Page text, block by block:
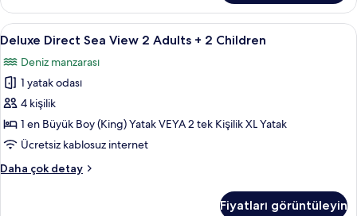
hakkında
daha
fazla
Deluxe
Direct
Sea
View
2
Adults
+
Children
Ücretsiz minibar, odada kasa, masa,
6
Deluxe Direct Sea View 2 Adults + 2 Children
Deniz manzarası
1 yatak odası
4 kişilik
1 en Büyük Boy (King) Yatak VEYA 2 tek Kişilik XL Yatak
Ücretsiz kablosuz internet
Daha çok detay
Deluxe
Fiyatları görüntüleyin